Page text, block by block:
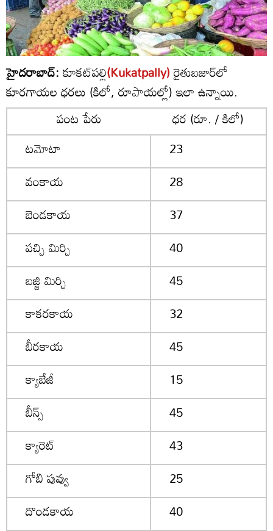
హైదరాబాద్:కూకట్‌పల్లి(Kukatpally)రైతుబజార్‌లో
కూరగాయల ధరలు (కిలో, రూపాయల్లో) ఇలా ఉన్నాయి.
పంట పేరు
ధర (రూ. / కిలో)
టమోటా
23
వంకాయ
28
బెండకాయ
37
పచ్చి మిర్చి
40
బజ్జి మిర్చి
45
కాకరకాయ
32
బీరకాయ
45
క్యాబేజీ
15
బీన్స్
45
క్యారెట్
43
గోబి పువ్వు
25
దొండకాయ
40